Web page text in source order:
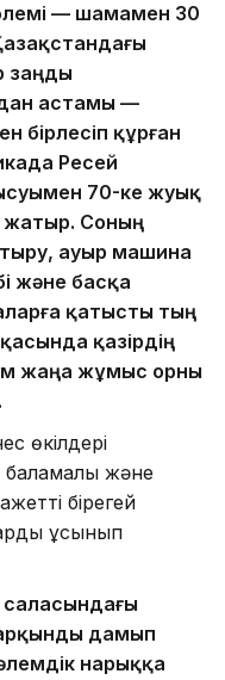
— шамамен 30
заңды
астамы —
бірлесіп құрған
Ресей
70-ке жуық
жатыр. Соның
ауыр машина
және басқа
қатысты тың
қазірдің
жаңа жұмыс орны
өкілдері
баламалы және
бірегей
ұсынып
саласындағы
дамып
нарыққа